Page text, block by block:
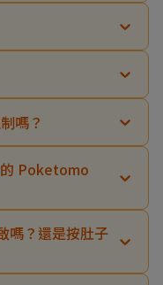
嗎？
Poketomo
嗎？還是按肚子